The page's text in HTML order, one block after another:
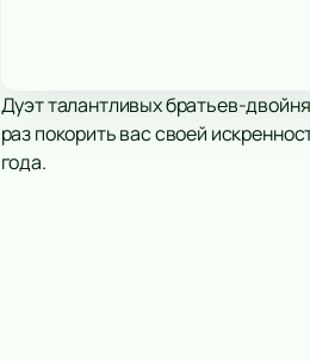
Дуэт талантливых братьев-
раз покорить вас своей
года.